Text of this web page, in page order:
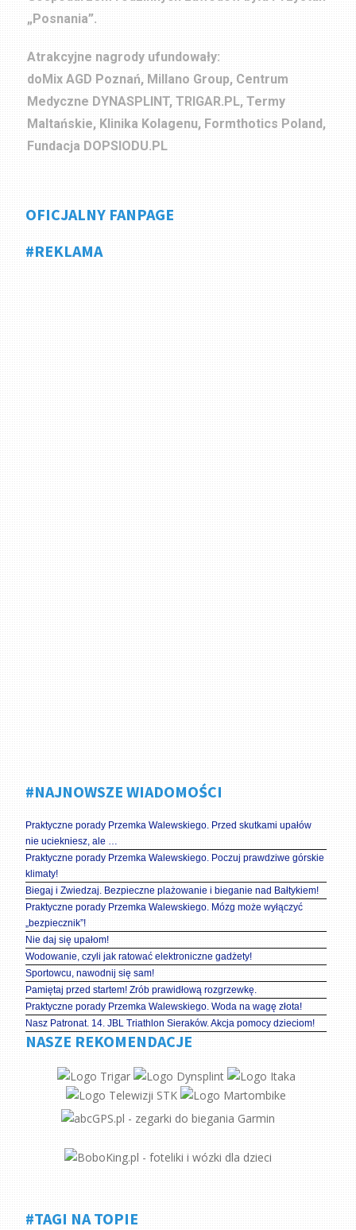
„Posnania”.
Atrakcyjne nagrody ufundowały:
doMix AGD Poznań, Millano Group, Centrum
Medyczne DYNASPLINT, TRIGAR.PL, Termy
Maltańskie, Klinika Kolagenu, Formthotics Poland,
Fundacja DOPSIODU.PL
OFICJALNY FANPAGE
#REKLAMA
#NAJNOWSZE WIADOMOŚCI
Praktyczne porady Przemka Walewskiego. Przed skutkami upałów
nie uciekniesz, ale …
Praktyczne porady Przemka Walewskiego. Poczuj prawdziwe górskie
klimaty!
Biegaj i Zwiedzaj. Bezpieczne plażowanie i bieganie nad Bałtykiem!
Praktyczne porady Przemka Walewskiego. Mózg może wyłączyć
„bezpiecznik”!
Nie daj się upałom!
Wodowanie, czyli jak ratować elektroniczne gadżety!
Sportowcu, nawodnij się sam!
Pamiętaj przed startem! Zrób prawidłową rozgrzewkę.
Praktyczne porady Przemka Walewskiego. Woda na wagę złota!
Nasz Patronat. 14. JBL Triathlon Sieraków. Akcja pomocy dzieciom!
NASZE REKOMENDACJE
#TAGI NA TOPIE